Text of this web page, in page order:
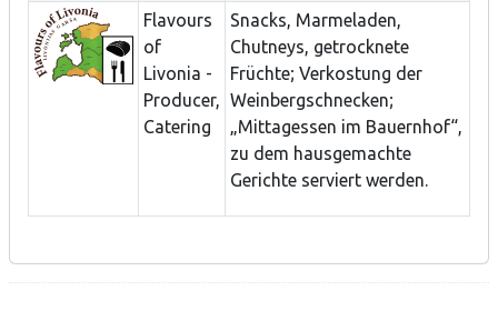
Flavours
of
Livonia -
Producer,
Catering
Snacks, Marmeladen,
Chutneys, getrocknete
Früchte; Verkostung der
Weinbergschnecken;
„Mittagessen im Bauernhof“,
zu dem hausgemachte
Gerichte serviert werden.